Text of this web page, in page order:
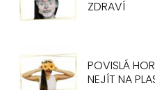
ZDRAVÍ
POVISLÁ
NEJÍT NA